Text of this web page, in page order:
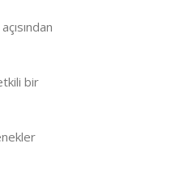
bir